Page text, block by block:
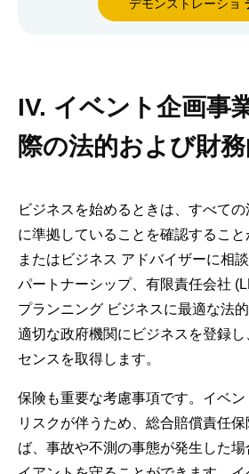
デモンストレーショ
IV. イベント企画事
際の法的および財
ビジネスを始めるときは、すべて
に準拠していることを確認するこ
またはビジネス アドバイザーに相
パートナーシップ、有限責任会社
プランニング ビジネスに最適な法
適切な政府機関にビジネスを登録
センスを取得します。
保険も重要な考慮事項です。イベ
リスクが伴うため、総合賠償責任
ば、事故や不測の事態が発生した